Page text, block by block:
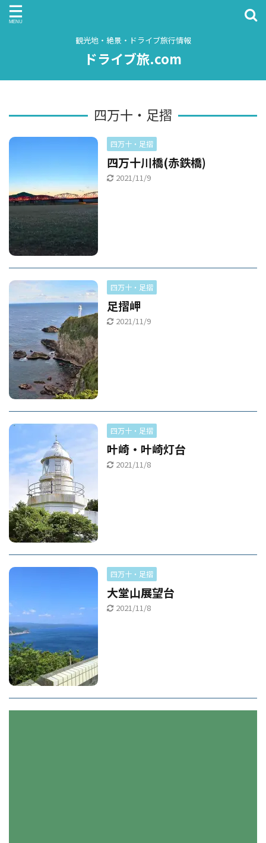
観光地・絶景・ドライブ旅行情報
ドライブ旅.com
四万十・足摺
四万十・足摺
四万十川橋(赤鉄橋)
2021/11/9
四万十・足摺
足摺岬
2021/11/9
四万十・足摺
叶崎・叶崎灯台
2021/11/8
四万十・足摺
大堂山展望台
2021/11/8